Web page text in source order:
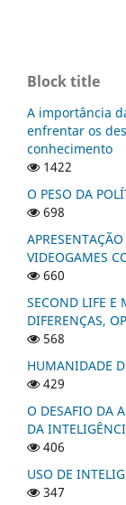
Block title
A importância
enfrentar os
conhecimento
1422
O PESO DA
698
VIDEOGAMES
660
SECOND LIFE E
DIFERENÇAS,
568
HUMANIDADE
429
O DESAFIO DA
DA
406
USO DE
347